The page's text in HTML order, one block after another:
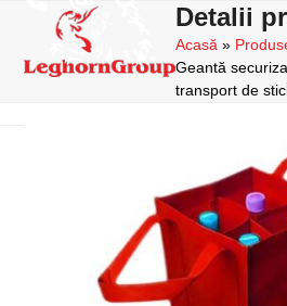
content
Open
mobile
menu
Close
mobile
menu
Detalii
Acasă »
Geantă
transport de